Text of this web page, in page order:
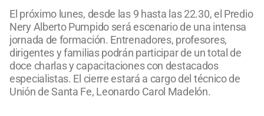
El próximo lunes, desde las 9 hasta las 22.30, el Predio
Nery Alberto Pumpido será escenario de una intensa
jornada de formación. Entrenadores, profesores,
dirigentes y familias podrán participar de un total de
doce charlas y capacitaciones con destacados
especialistas. El cierre estará a cargo del técnico de
Unión de Santa Fe, Leonardo Carol Madelón.